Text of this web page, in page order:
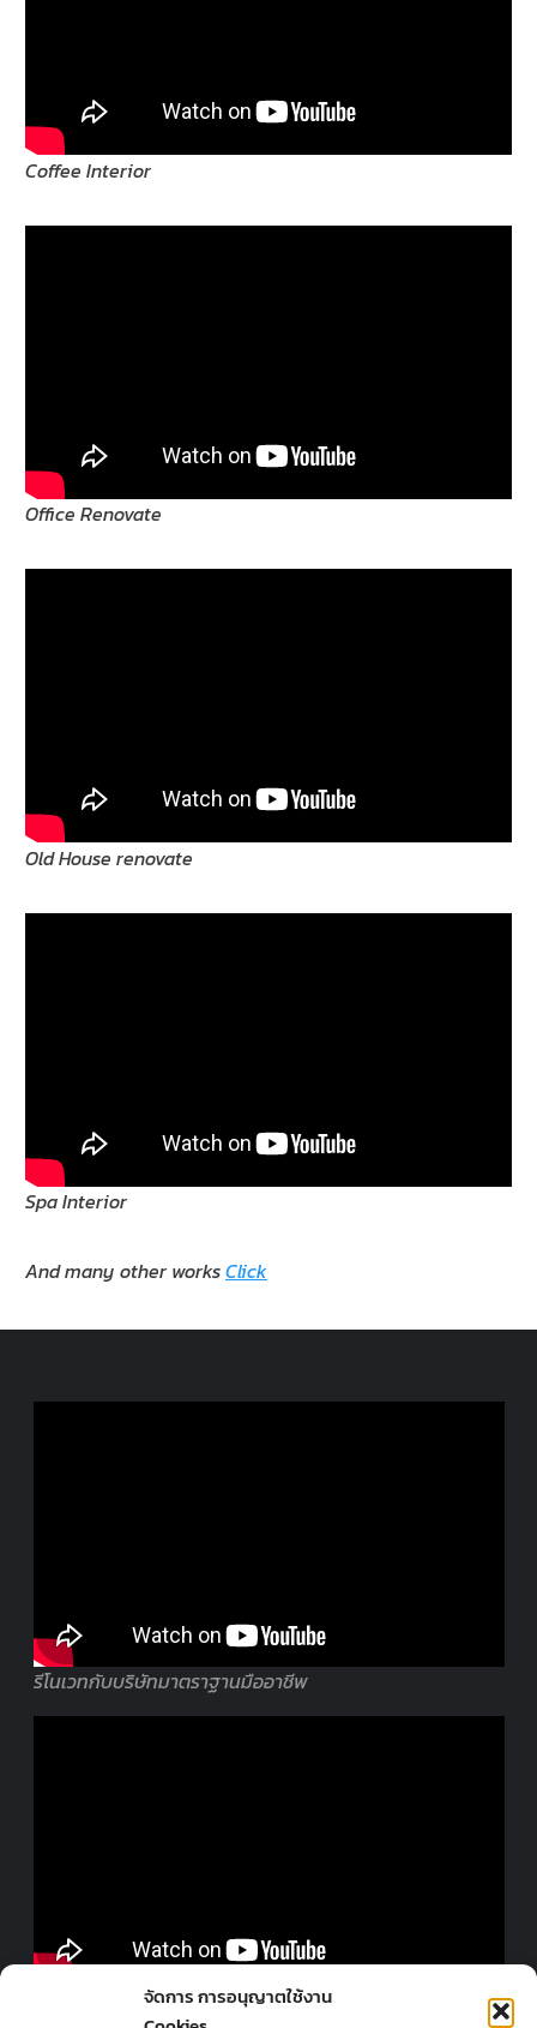
จัดการ การอนุญาตใช้งาน
Coffee Interior
Office Renovate
Old House renovate
Spa Interior
And many other worksClick
รีโนเวทกับบริษัทมาตราฐานมืออาชีพ
ออกแบบร้านโดยมืออาชีพ